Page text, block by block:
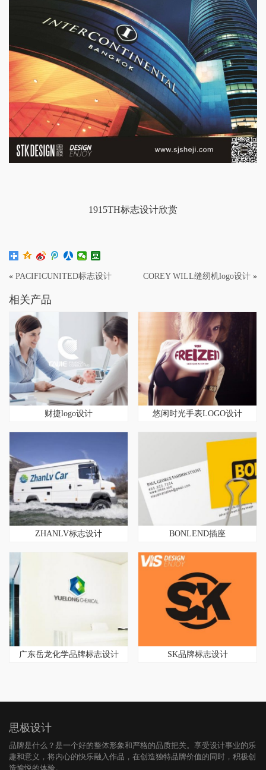
1915TH标志设计欣赏
« PACIFICUNITED标志设计 COREY WILL缝纫机logo设计 »
相关产品
财捷logo设计 悠闲时光手表LOGO设计
ZHANLV标志设计 BONLEND插座
广东岳龙化学品牌标志设计 SK品牌标志设计
思极设计
品牌是什么？是一个好的整体形象和严格的品质把关。享受设计事业的乐
趣和意义，将内心的快乐融入作品，在创造独特品牌价值的同时，积极创
造愉悦的体验。